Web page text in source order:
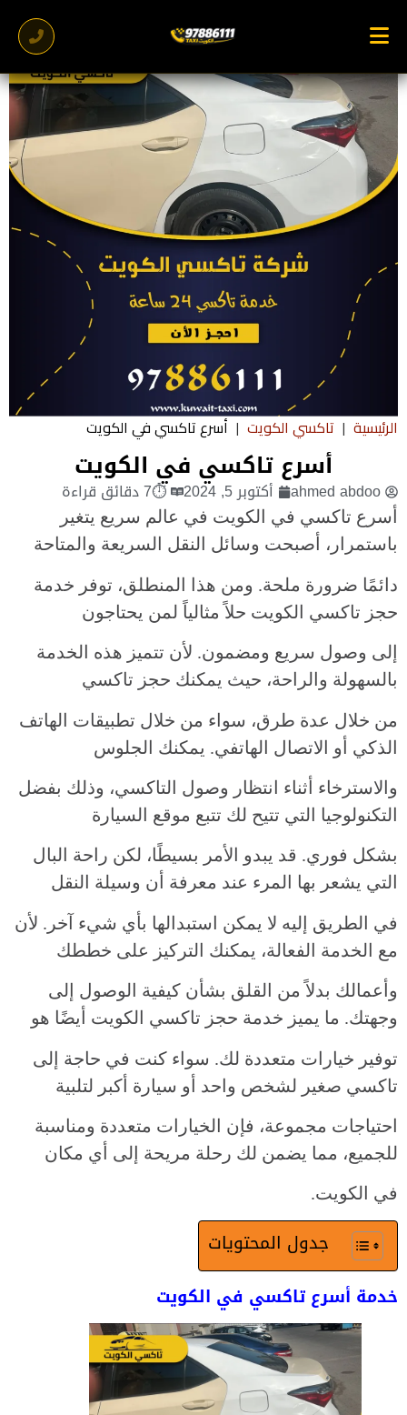
الرئيسية | تاكسي الكويت | أسرع تاكسي في الكويت
أسرع تاكسي في الكويت
ahmed abdoo أكتوبر 5, 2024 ⏱7 دقائق قراءة
أسرع تاكسي في الكويت في عالم سريع يتغير
باستمرار، أصبحت وسائل النقل السريعة والمتاحة
دائمًا ضرورة ملحة. ومن هذا المنطلق، توفر خدمة
حجز تاكسي الكويت حلاً مثالياً لمن يحتاجون
إلى وصول سريع ومضمون. لأن تتميز هذه الخدمة
بالسهولة والراحة، حيث يمكنك حجز تاكسي
من خلال عدة طرق، سواء من خلال تطبيقات الهاتف
الذكي أو الاتصال الهاتفي. يمكنك الجلوس
والاسترخاء أثناء انتظار وصول التاكسي، وذلك بفضل
التكنولوجيا التي تتيح لك تتبع موقع السيارة
بشكل فوري. قد يبدو الأمر بسيطًا، لكن راحة البال
التي يشعر بها المرء عند معرفة أن وسيلة النقل
في الطريق إليه لا يمكن استبدالها بأي شيء آخر. لأن
مع الخدمة الفعالة، يمكنك التركيز على خططك
وأعمالك بدلاً من القلق بشأن كيفية الوصول إلى
وجهتك. ما يميز خدمة حجز تاكسي الكويت أيضًا هو
توفير خيارات متعددة لك. سواء كنت في حاجة إلى
تاكسي صغير لشخص واحد أو سيارة أكبر لتلبية
احتياجات مجموعة، فإن الخيارات متعددة ومناسبة
للجميع، مما يضمن لك رحلة مريحة إلى أي مكان
في الكويت.
جدول المحتويات
خدمة أسرع تاكسي في الكويت